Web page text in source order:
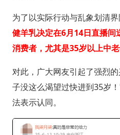
为了以实际行动与乱象划清
健羊乳决定在6月14日直播间
消费者，尤其是35岁以上中老
对此，广大网友引起了强烈
子没这么渴望过快进到35岁
法表示认同。